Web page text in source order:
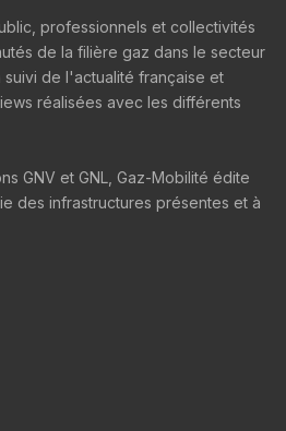
professionnels et collectivités
de la filière gaz dans le secteur
de l'actualité française et
réalisées avec les différents
GNV et GNL, Gaz-Mobilité édite
des infrastructures présentes et à